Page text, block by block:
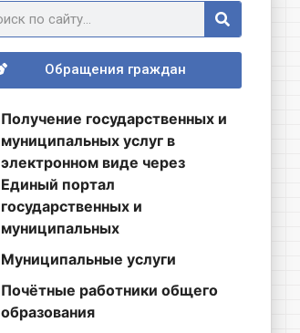
Обращения граждан
Получение государственных и
муниципальных услуг в
электронном виде через
Единый портал
государственных и
муниципальных
Муниципальные услуги
Почётные работники общего
образования